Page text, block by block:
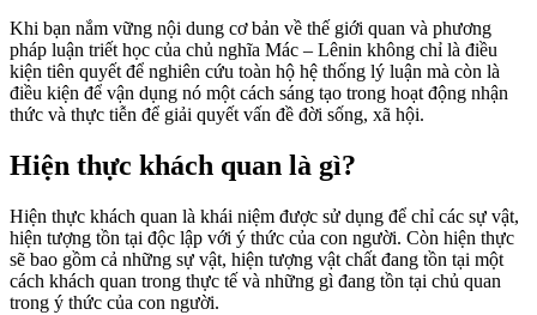
Khi bạn nắm vững nội dung cơ bản về thế giới quan và phương
pháp luận triết học của chủ nghĩa Mác – Lênin không chỉ là điều
kiện tiên quyết để nghiên cứu toàn hộ hệ thống lý luận mà còn là
điều kiện để vận dụng nó một cách sáng tạo trong hoạt động nhận
thức và thực tiễn để giải quyết vấn đề đời sống, xã hội.
Hiện thực khách quan là gì?
Hiện thực khách quan là khái niệm được sử dụng để chỉ các sự vật,
hiện tượng tồn tại độc lập với ý thức của con người. Còn hiện thực
sẽ bao gồm cả những sự vật, hiện tượng vật chất đang tồn tại một
cách khách quan trong thực tế và những gì đang tồn tại chủ quan
trong ý thức của con người.